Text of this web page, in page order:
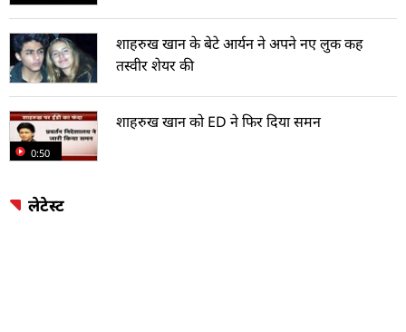
शाहरुख खान के बेटे आर्यन ने अपने नए लुक कह
तस्वीर शेयर की
0:50
शाहरुख खान को ED ने फिर दिया समन
लेटेस्ट